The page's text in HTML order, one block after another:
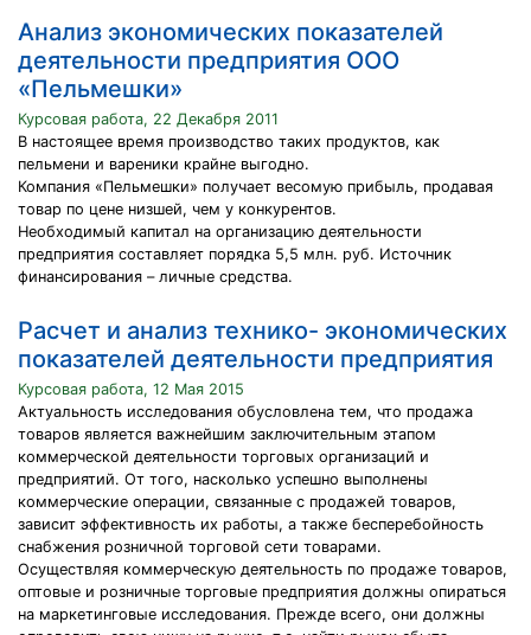
Анализ экономических показателей
деятельности предприятия ООО
«Пельмешки»
Курсовая работа, 22 Декабря 2011
В настоящее время производство таких продуктов, как
пельмени и вареники крайне выгодно.
Компания «Пельмешки» получает весомую прибыль, продавая
товар по цене низшей, чем у конкурентов.
Необходимый капитал на организацию деятельности
предприятия составляет порядка 5,5 млн. руб. Источник
финансирования – личные средства.
Расчет и анализ технико- экономических
показателей деятельности предприятия
Курсовая работа, 12 Мая 2015
Актуальность исследования обусловлена тем, что продажа
товаров является важнейшим заключительным этапом
коммерческой деятельности торговых организаций и
предприятий. От того, насколько успешно выполнены
коммерческие операции, связанные с продажей товаров,
зависит эффективность их работы, а также бесперебойность
снабжения розничной торговой сети товарами.
Осуществляя коммерческую деятельность по продаже товаров,
оптовые и розничные торговые предприятия должны опираться
на маркетинговые исследования. Прежде всего, они должны